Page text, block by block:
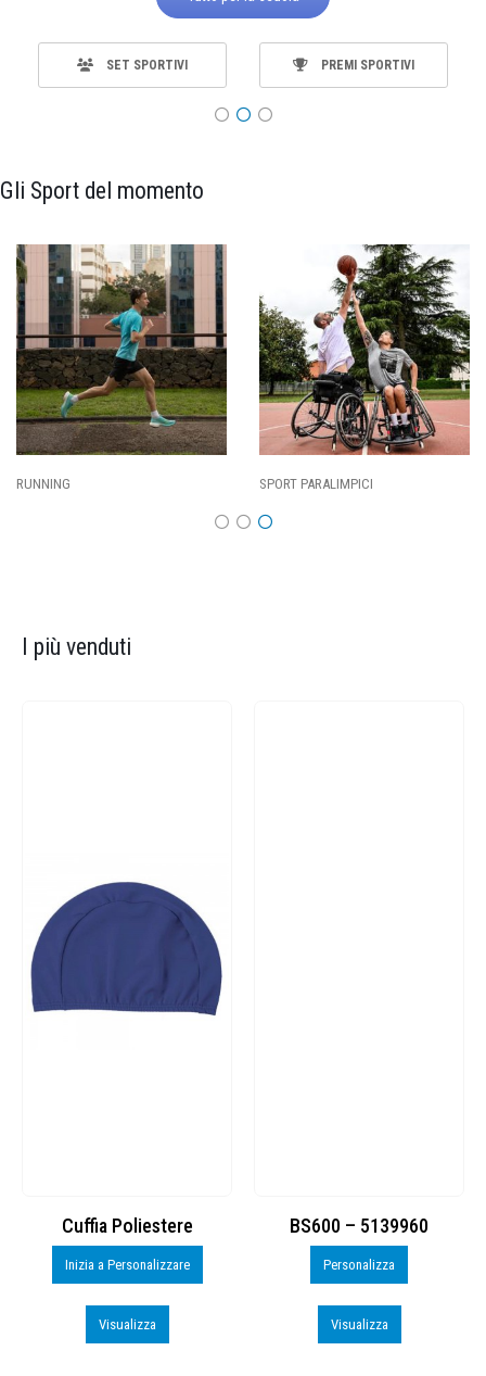
SET SPORTIVI PREMI SPORTIVI
Gli Sport del momento
SPORT PARALIMPICI
I più venduti
Cuffia Poliestere
Inizia a Personalizzare
Visualizza
BS600 – 5139960
Personalizza
Visualizza